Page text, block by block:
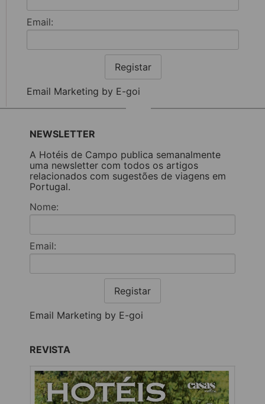
Email:
Registar
Email Marketing by E-goi
NEWSLETTER
A Hotéis de Campo publica semanalmente
uma newsletter com todos os artigos
relacionados com sugestões de viagens em
Portugal.
Nome:
Email:
Registar
Email Marketing by E-goi
REVISTA